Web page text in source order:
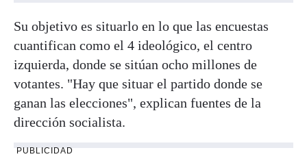
Su objetivo es situarlo en lo que las encuestas
cuantifican como el 4 ideológico, el centro
izquierda, donde se sitúan ocho millones de
votantes. "Hay que situar el partido donde se
ganan las elecciones", explican fuentes de la
dirección socialista.
PUBLICIDAD